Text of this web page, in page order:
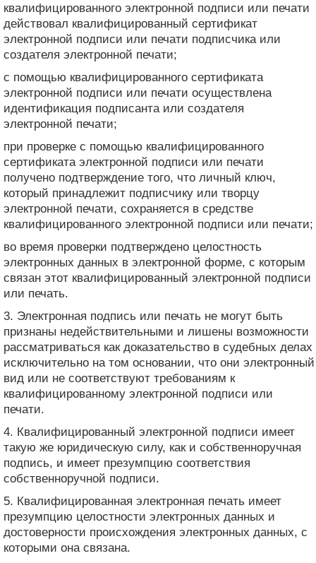
квалифицированного электронной подписи или печати
действовал квалифицированный сертификат
электронной подписи или печати подписчика или
создателя электронной печати;
с помощью квалифицированного сертификата
электронной подписи или печати осуществлена ​​
идентификация подписанта или создателя
электронной печати;
при проверке с помощью квалифицированного
сертификата электронной подписи или печати
получено подтверждение того, что личный ключ,
который принадлежит подписчику или творцу
электронной печати, сохраняется в средстве
квалифицированного электронной подписи или печати;
во время проверки подтверждено целостность
электронных данных в электронной форме, с которым
связан этот квалифицированный электронной подписи
или печать.
3. Электронная подпись или печать не могут быть
признаны недействительными и лишены возможности
рассматриваться как доказательство в судебных делах
исключительно на том основании, что они электронный
вид или не соответствуют требованиям к
квалифицированному электронной подписи или
печати.
4. Квалифицированный электронной подписи имеет
такую ​​же юридическую силу, как и собственноручная
подпись, и имеет презумпцию соответствия
собственноручной подписи.
5. Квалифицированная электронная печать имеет
презумпцию целостности электронных данных и
достоверности происхождения электронных данных, с
которыми она связана.